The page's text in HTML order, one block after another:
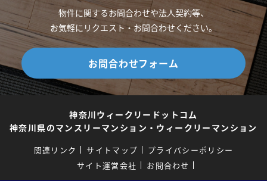
物件に関するお問合わせや法人契約等、
お気軽にリクエスト・お問合わせください。
お問合わせフォーム
神奈川ウィークリードットコム
神奈川県のマンスリーマンション・ウィークリーマンション
関連リンク サイトマップ
プライバシーポリシー
サイト運営会社
お問合わせ